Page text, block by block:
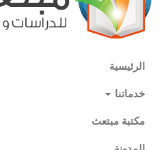
الرئيسية
خدماتنا
مكتبة مبتعث